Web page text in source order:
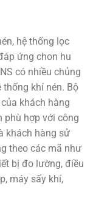
hệ thống lọc
ứng chon hu
có nhiều chủng
khí nén. Bộ
khách hàng
phù hợp với công
khách hàng sử
theo các mã như
bị đo lường, điều
máy sấy khí,